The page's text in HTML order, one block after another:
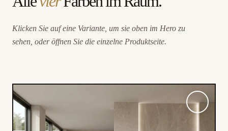
Klicken Sie auf eine Variante, um sie oben im Hero zu
sehen, oder öffnen Sie die einzelne Produktseite.